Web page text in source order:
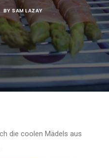
BY SAM LAZAY
die coolen Mädels aus